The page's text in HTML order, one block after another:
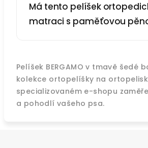
Má tento pelíšek
matraci s paměťovou
Pelíšek BERGAMO v tmavě šedé
kolekce ortopelíšky na
specializovaném e-shopu
a pohodlí vašeho psa.